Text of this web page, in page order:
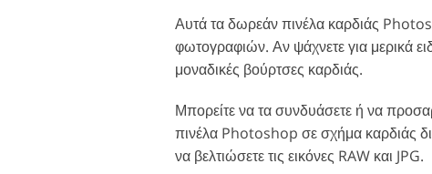
Επεξεργασία φωτογραφιών
γάμου
Προεπιλογές για κινητά
Αυτά τα δωρεάν πινέλα καρδιάς
φωτογραφιών. Αν ψάχνετε για μερικά
μοναδικές βούρτσες καρδιάς.
Μπορείτε να τα συνδυάσετε ή να
πινέλα Photoshop σε σχήμα καρδιάς
να βελτιώσετε τις εικόνες RAW και JPG.